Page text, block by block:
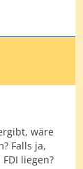
wäre
Falls ja,
liegen?